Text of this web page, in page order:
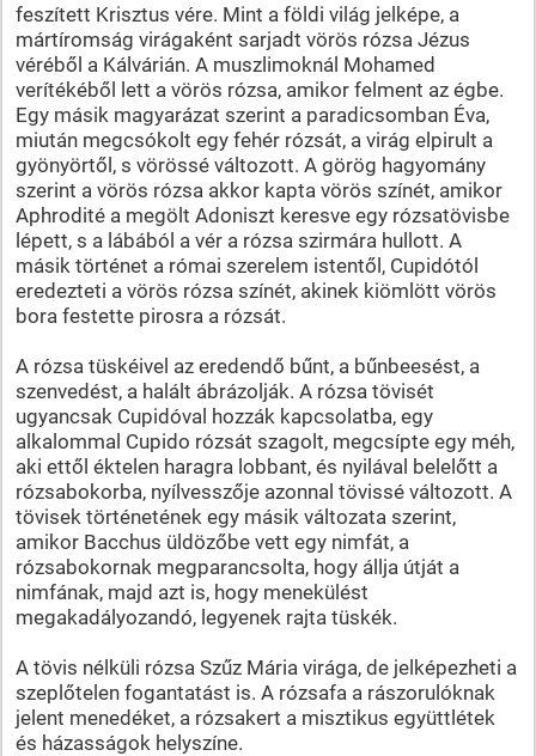
feszített Krisztus vére. Mint a földi világ jelképe, a
mártíromság virágaként sarjadt vörös rózsa Jézus
véréből a Kálvárián. A muszlimoknál Mohamed
verítékéből lett a vörös rózsa, amikor felment az égbe.
Egy másik magyarázat szerint a paradicsomban Éva,
miután megcsókolt egy fehér rózsát, a virág elpirult a
gyönyörtől, s vörössé változott. A görög hagyomány
szerint a vörös rózsa akkor kapta vörös színét, amikor
Aphrodité a megölt Adoniszt keresve egy rózsatövisbe
lépett, s a lábából a vér a rózsa szirmára hullott. A
másik történet a római szerelem istentől, Cupidótól
eredezteti a vörös rózsa színét, akinek kiömlött vörös
bora festette pirosra a rózsát.
A rózsa tüskéivel az eredendő bűnt, a bűnbeesést, a
szenvedést, a halált ábrázolják. A rózsa tövisét
ugyancsak Cupidóval hozzák kapcsolatba, egy
alkalommal Cupido rózsát szagolt, megcsípte egy méh,
aki ettől éktelen haragra lobbant, és nyilával belelőtt a
rózsabokorba, nyílvesszője azonnal tövissé változott. A
tövisek történetének egy másik változata szerint,
amikor Bacchus üldözőbe vett egy nimfát, a
rózsabokornak megparancsolta, hogy állja útját a
nimfának, majd azt is, hogy menekülést
megakadályozandó, legyenek rajta tüskék.
A tövis nélküli rózsa Szűz Mária virága, de jelképezheti a
szeplőtelen fogantatást is. A rózsafa a rászorulóknak
jelent menedéket, a rózsakert a misztikus együttlétek
és házasságok helyszíne.